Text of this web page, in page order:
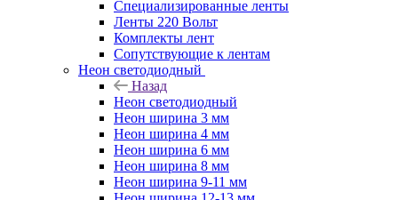
Специализированные ленты
Ленты 220 Вольт
Комплекты лент
Сопутствующие к лентам
Неон светодиодный
Назад
Неон светодиодный
Неон ширина 3 мм
Неон ширина 4 мм
Неон ширина 6 мм
Неон ширина 8 мм
Неон ширина 9-11 мм